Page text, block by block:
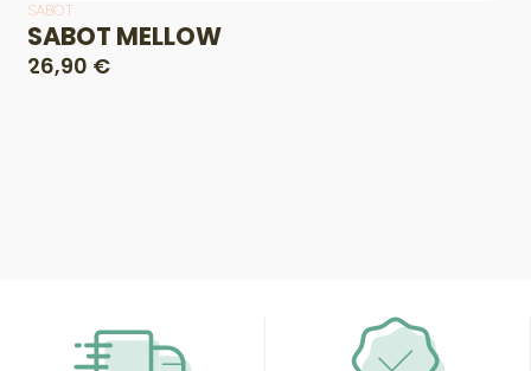
SABOT
SABOT MELLOW
26,90 €